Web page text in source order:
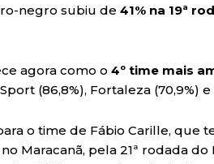
negro subiu de 41% na 19ª
agora como o 4º time mais
(86,8%), Fortaleza (70,9%)
o time de Fábio Carille, que
Maracanã, pela 21ª rodada do